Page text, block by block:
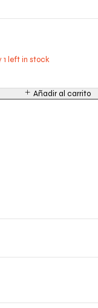
1 left in stock
Añadir al carrito